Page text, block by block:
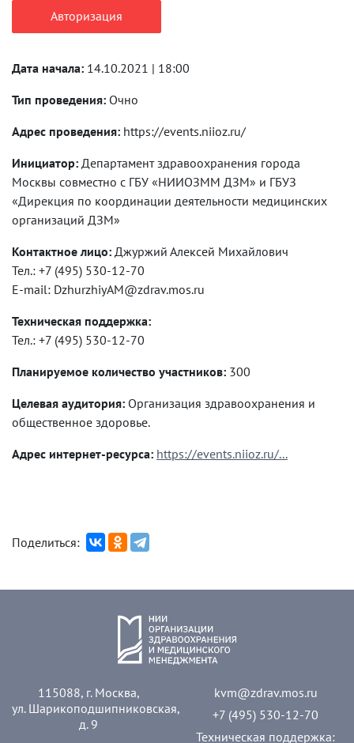
Авторизация
Дата начала: 14.10.2021 | 18:00
Тип проведения: Очно
Адрес проведения: https://events.niioz.ru/
Инициатор: Департамент здравоохранения города
Москвы совместно с ГБУ «НИИОЗММ ДЗМ» и ГБУЗ
«Дирекция по координации деятельности медицинских
организаций ДЗМ»
Контактное лицо: Джуржий Алексей Михайлович
Тел.: +7 (495) 530-12-70
E-mail: DzhurzhiyAM@zdrav.mos.ru
Техническая поддержка:
Тел.: +7 (495) 530-12-70
Планируемое количество участников: 300
Целевая аудитория: Организация здравоохранения и
общественное здоровье.
Адрес интернет-ресурса: https://events.niioz.ru/...
Поделиться:
115088, г. Москва,
ул. Шарикоподшипниковская,
д. 9
kvm@zdrav.mos.ru
+7 (495) 530-12-70
Техническая поддержка: